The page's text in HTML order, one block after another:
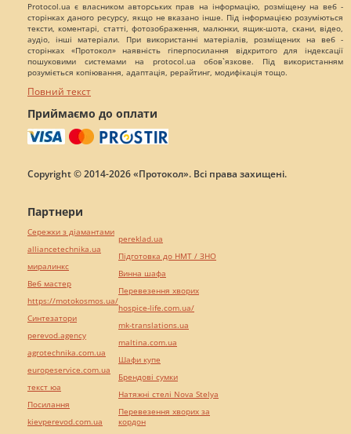
Protocol.ua є власником авторських прав на інформацію, розміщену на веб -
сторінках даного ресурсу, якщо не вказано інше. Під інформацією розуміються
тексти, коментарі, статті, фотозображення, малюнки, ящик-шота, скани, відео,
аудіо, інші матеріали. При використанні матеріалів, розміщених на веб -
сторінках «Протокол» наявність гіперпосилання відкритого для індексації
пошуковими системами на protocol.ua обов`язкове. Під використанням
розуміється копіювання, адаптація, рерайтинг, модифікація тощо.
Повний текст
Приймаємо до оплати
Copyright © 2014-2026 «Протокол». Всі права захищені.
Партнери
Сережки з діамантами
alliancetechnika.ua
миралинкс
Веб мастер
https://motokosmos.ua/
Синтезатори
perevod.agency
agrotechnika.com.ua
europeservice.com.ua
текст юа
Посилання
kievperevod.com.ua
pereklad.ua
Підготовка до НМТ / ЗНО
Винна шафа
Перевезення хворих
hospice-life.com.ua/
mk-translations.ua
maltina.com.ua
Шафи купе
Брендові сумки
Натяжні стелі Nova Stelya
Перевезення хворих за
кордон